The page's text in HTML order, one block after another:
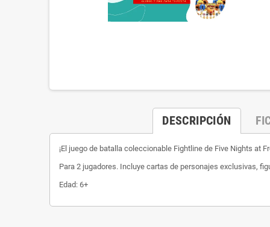
DESCRIPCIÓN
¡El juego de batalla coleccionable Fightline de Five Nights at
Para 2 jugadores. Incluye cartas de personajes exclusivas,
Edad: 6+